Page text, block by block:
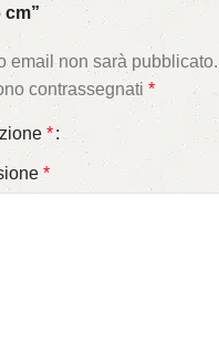
cm”
email non sarà pubblicato.
contrassegnati *
*
*